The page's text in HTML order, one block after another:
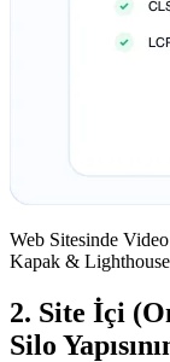
Web Sitesinde
Kapak &
2. Site İçi
Silo